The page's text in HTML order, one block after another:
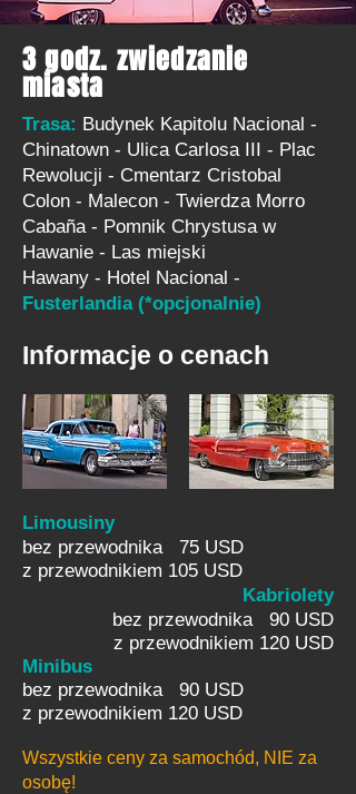
3 godz. zwiedzanie
miasta
Trasa: Budynek Kapitolu Nacional -
Chinatown - Ulica Carlosa III - Plac
Rewolucji - Cmentarz Cristobal
Colon - Malecon - Twierdza Morro
Cabaña - Pomnik Chrystusa w
Hawanie - Las miejski
Hawany - Hotel Nacional -
Fusterlandia (*opcjonalnie)
Informacje o cenach
Limousiny
bez przewodnika 75 USD
z przewodnikiem 105 USD
Kabriolety
bez przewodnika 90 USD
z przewodnikiem 120 USD
Minibus
bez przewodnika 90 USD
z przewodnikiem 120 USD
Wszystkie ceny za samochód, NIE za
osobę!